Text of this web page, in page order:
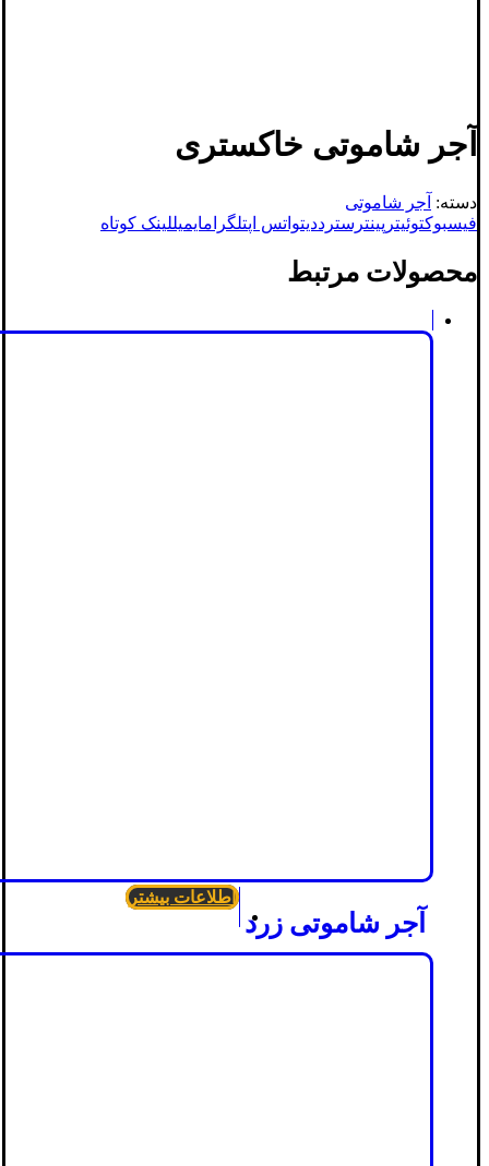
آجر شاموتی خاکستری
دسته: آجر شاموتی
فیسبوکتوئیتر پینترسترددیتواتس اپتلگرامایمیللینک کوتاه
محصولات مرتبط
آجر شاموتی زرد
اطلاعات بیشتر